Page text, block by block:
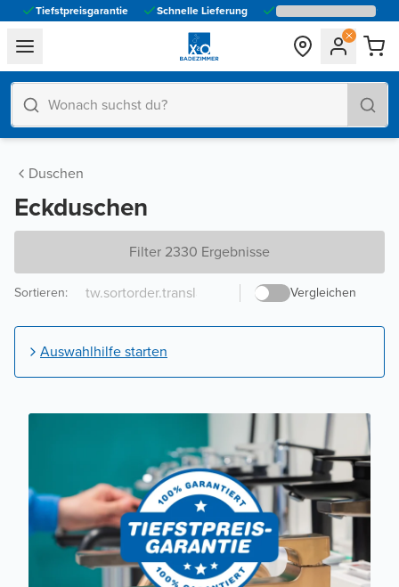
Tiefstpreisgarantie Schnelle Lieferung
general.navigation.toggle_menu.label
Duschen
Eckduschen
Filter 2330 Ergebnisse
Vergleichen
Sortieren:
Auswahlhilfe starten